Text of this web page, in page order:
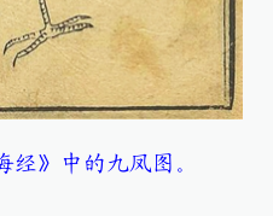
经》中的九凤图。